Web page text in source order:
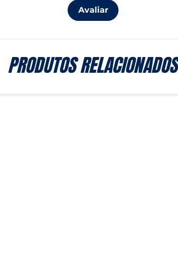
Avaliar
PRODUTOS RELACIONADOS